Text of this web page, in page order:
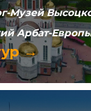
Музей
Арбат-
→